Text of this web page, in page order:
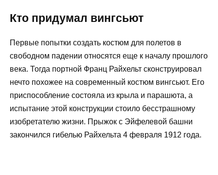
Кто придумал вингсьют
Первые попытки создать костюм для полетов в
свободном падении относятся еще к началу прошлого
века. Тогда портной Франц Райхельт сконструировал
нечто похожее на современный костюм вингсьют. Его
приспособление состояла из крыла и парашюта, а
испытание этой конструкции стоило бесстрашному
изобретателю жизни. Прыжок с Эйфелевой башни
закончился гибелью Райхельта 4 февраля 1912 года.